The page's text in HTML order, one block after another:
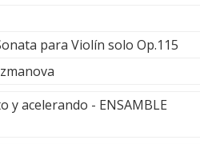
para Violín solo Op.115
y acelerando - ENSAMBLE